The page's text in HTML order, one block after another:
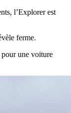
l’Explorer est
ferme.
pour une voiture